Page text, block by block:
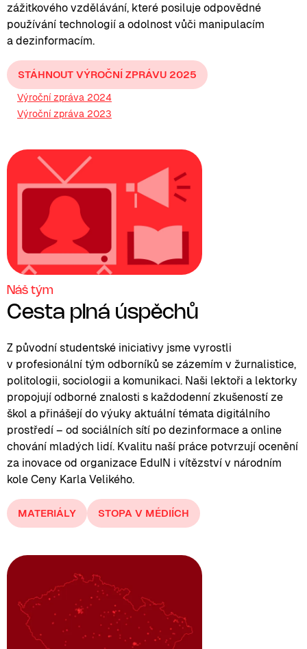
zážitkového vzdělávání, které posiluje odpovědné
používání technologií a odolnost vůči manipulacím
a dezinformacím.
STÁHNOUT VÝROČNÍ ZPRÁVU 2025
Výroční zpráva 2024
Výroční zpráva 2023
Náš tým
Cesta plná úspěchů
Z původní studentské iniciativy jsme vyrostli
v profesionální tým odborníků se zázemím v žurnalistice,
politologii, sociologii a komunikaci. Naši lektoři a lektorky
propojují odborné znalosti s každodenní zkušeností ze
škol a přinášejí do výuky aktuální témata digitálního
prostředí – od sociálních sítí po dezinformace a online
chování mladých lidí. Kvalitu naší práce potvrzují ocenění
za inovace od organizace EduIN i vítězství v národním
kole Ceny Karla Velikého.
MATERIÁLY STOPA V MÉDIÍCH